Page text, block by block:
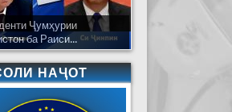
Ҷумҳурии
ба Раиси...
НАҶОТ